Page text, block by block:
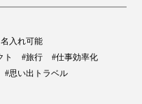
入れ可能
ト #旅行
#仕事効率化
#思い出トラベル